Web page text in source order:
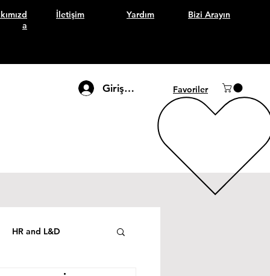
a
İletişim Yardım Bizi Arayın
Giriş Yap Favoriler
HR and L&D